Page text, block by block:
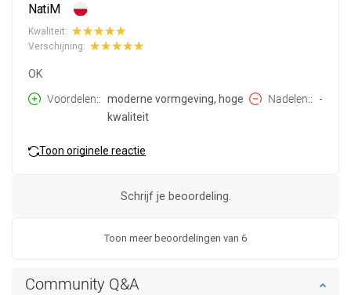
NatiM
Kwaliteit:
Verschijning:
OK
Voordelen:
moderne vormgeving, hoge
kwaliteit
Nadelen: -
Toon originele reactie
Toon meer beoordelingen van 6
Schrijf je beoordeling.
Community Q&A